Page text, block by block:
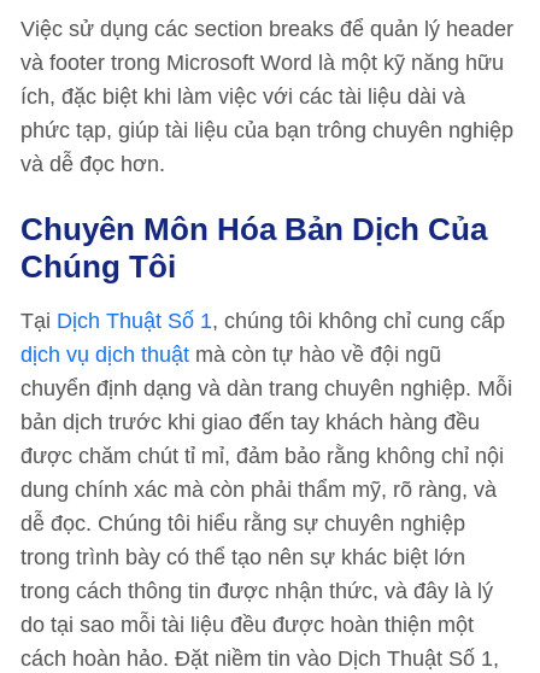
Việc sử dụng các section breaks để quản lý header
và footer trong Microsoft Word là một kỹ năng hữu
ích, đặc biệt khi làm việc với các tài liệu dài và
phức tạp, giúp tài liệu của bạn trông chuyên nghiệp
và dễ đọc hơn.
Chuyên Môn Hóa Bản Dịch Của
Chúng Tôi
Tại Dịch Thuật Số 1, chúng tôi không chỉ cung cấp
dịch vụ dịch thuật mà còn tự hào về đội ngũ
chuyển định dạng và dàn trang chuyên nghiệp. Mỗi
bản dịch trước khi giao đến tay khách hàng đều
được chăm chút tỉ mỉ, đảm bảo rằng không chỉ nội
dung chính xác mà còn phải thẩm mỹ, rõ ràng, và
dễ đọc. Chúng tôi hiểu rằng sự chuyên nghiệp
trong trình bày có thể tạo nên sự khác biệt lớn
trong cách thông tin được nhận thức, và đây là lý
do tại sao mỗi tài liệu đều được hoàn thiện một
cách hoàn hảo. Đặt niềm tin vào Dịch Thuật Số 1,